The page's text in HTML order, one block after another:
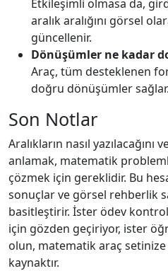
Etkileşimli olmasa da,
aralık aralığını görsel
güncellenir.
Dönüşümler ne kadar
Araç, tüm desteklenen
doğru dönüşümler sağlar.
Son Notlar
Aralıkların nasıl yazılacağını
anlamak, matematik
çözmek için gereklidir. Bu
sonuçlar ve görsel rehberlik
basitleştirir. İster ödev
için gözden geçiriyor, ister
olun, matematik araç
kaynaktır.